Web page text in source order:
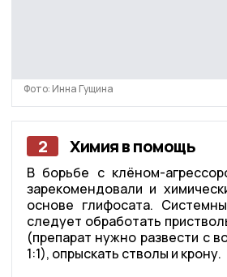
Фото: Инна Гущина
2 Химия в помощь
В борьбе с клёном-
зарекомендовали и
основе глифосата.
следует обработать
(препарат нужно развести с
1:1), опрыскать стволы и крону.